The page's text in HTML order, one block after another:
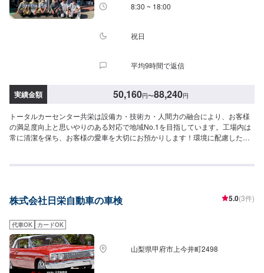
8:30 ~ 18:00
祝日
平均9時間で返信
実績金額 50,160円〜88,240円
トータルカーセンター共栄は設備カ・技術カ・人間力の融合により、お客様
の満足度向上と思いやりのある対応で地域No.1を目指しています。工場内は
常に清潔を保ち、お客様の愛車を大切にお預かりします！環境に配慮した塗
ッド車の修理もお任せください！※金額の目安は、ホリデー車検を利用した場
-【1】オファーにてお問い合わせ【2】お見積り【3】お見積りにご納得いた
で納車となります。納期は前後する場合がございます。予め、ご了承くださ
い。-----代車について-----無料の代車をご用意しています。お車の作業中は代
車をご利用ください。※代車の燃料代はお客様にご負担いただいておりま
す。-----ご来店時の注意、受付方法-----県道22号から青葉町交差点を南に曲が
り、200ｍ直進その後右折すると前方右側20ｍの位置にございます。入庫の
株式会社日栄自動車の車検 5.0(3件)
代車OK カードOK
山梨県甲府市上今井町2498